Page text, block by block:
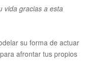
vida gracias a esta
su forma de actuar
afrontar tus propios